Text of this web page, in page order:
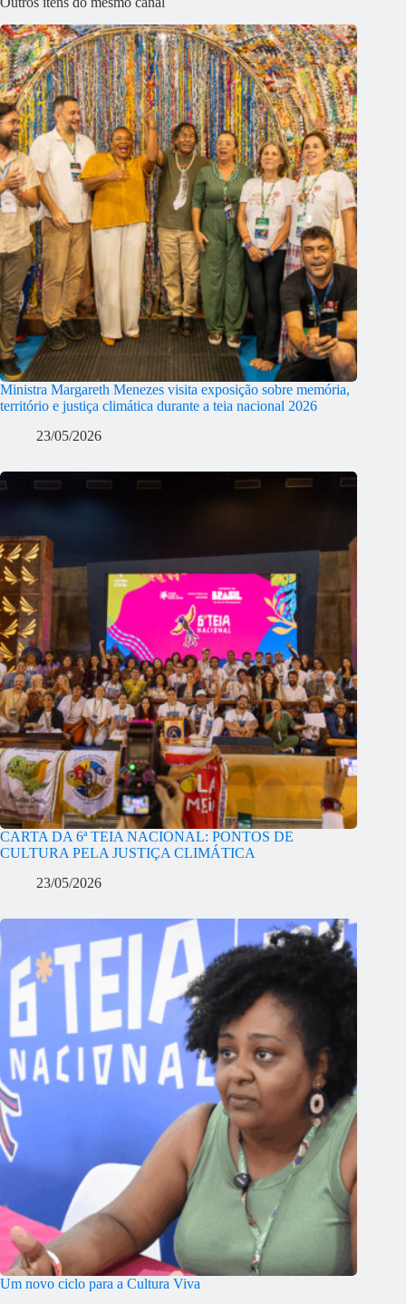
Ministra Margareth Menezes visita exposição sobre memória,
território e justiça climática durante a teia nacional 2026
23/05/2026
CARTA DA 6ª TEIA NACIONAL: PONTOS DE
CULTURA PELA JUSTIÇA CLIMÁTICA
23/05/2026
Um novo ciclo para a Cultura Viva